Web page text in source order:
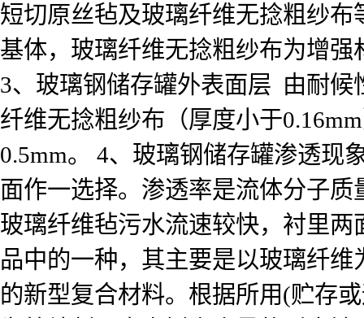
短切原丝毡及玻璃纤维无捻粗纱
基体，玻璃纤维无捻粗纱布为增
3、玻璃钢储存罐外表面层 由耐
纤维无捻粗纱布（厚度小于
0.5mm。 4、玻璃钢储存罐渗透现
面作一选择。渗透率是流体分子
玻璃纤维毡污水流速较快，衬里
品中的一种，其主要是以玻璃纤
的新型复合材料。根据所用(贮存